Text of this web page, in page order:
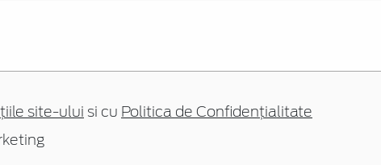
site-ului si cu Politica de Confidențialitate